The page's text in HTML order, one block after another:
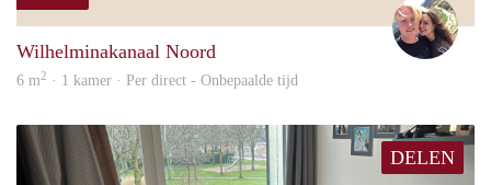
Wilhelminakanaal Noord
6 m2 · 1 kamer · Per direct - Onbepaalde tijd
DELEN